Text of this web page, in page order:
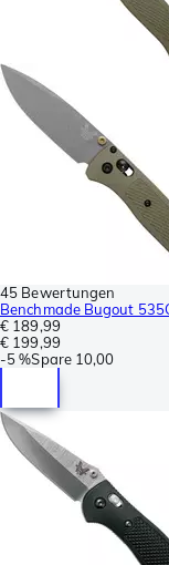
45 Bewertungen
Benchmade Bugout
€ 189,99
€ 199,99
-5 %Spare 10,00